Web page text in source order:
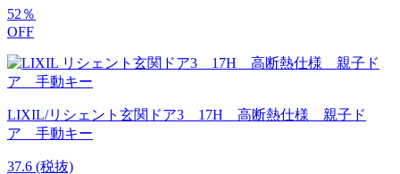
52 ％
OFF
LIXIL/リシェント玄関ドア3 17H 高断熱仕様 親子ド
ア 手動キー
37.6 (税抜)